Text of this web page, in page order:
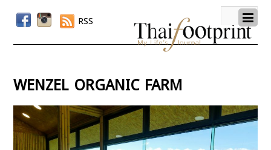
RSS
wenzel organic farm